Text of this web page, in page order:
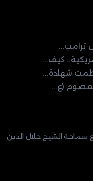
ترامب...
كيف...
شهادة...
(ع...
محفوظة © 2026 موقع سماحة الشيخ جلال الدين